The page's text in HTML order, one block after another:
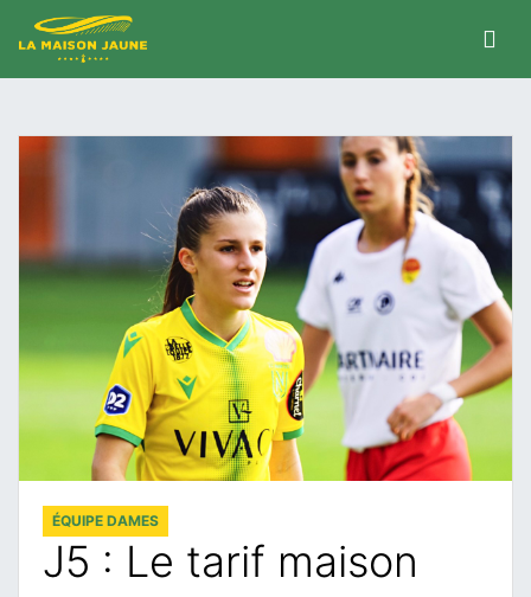
ÉQUIPE DAMES
J5 : Le tarif maison